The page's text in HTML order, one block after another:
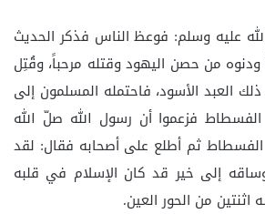
عليه وسلم: فوعظ الناس فذكر الحديث
ودنوه من حصن اليهود وقتله مرحباً، وقُتِل
العبد الأسود، فاحتمله المسلمون إلى
فزعموا أن رسول الله صلّ الله
ثم أطلع على أصحابه فقال: لقد
إلى خير قد كان الإسلام في قلبه
اثنتين من الحور العين.